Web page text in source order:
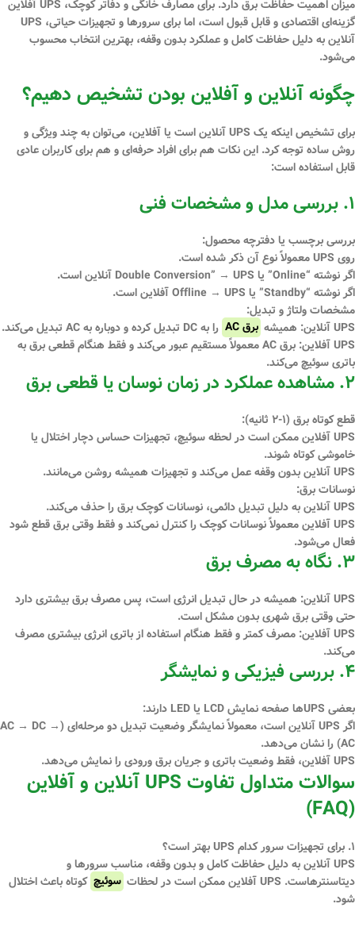
میزان اهمیت حفاظت برق دارد. برای مصارف خانگی و دفاتر کوچک، UPS آفلاین
گزینه‌ای اقتصادی و قابل قبول است، اما برای سرورها و تجهیزات حیاتی، UPS
آنلاین به دلیل حفاظت کامل و عملکرد بدون وقفه، بهترین انتخاب محسوب
می‌شود.
چگونه آنلاین و آفلاین بودن تشخیص دهیم؟
برای تشخیص اینکه یک UPS آنلایناست یاآفلاین، می‌توان به چند ویژگی و
روش ساده توجه کرد. این نکات هم برای افراد حرفه‌ای و هم برای کاربران عادی
قابل استفاده است:
۱. بررسی مدل و مشخصات فنی
بررسی برچسب یا دفترچه محصول:
روی UPS معمولاً نوع آن ذکر شده است.
اگر نوشته “Online” یا Double Conversion”
→ UPS آنلاین است.
اگر نوشته “Standby” یا Offline
→ UPS آفلاین است.
مشخصات ولتاژ و تبدیل:
UPS آنلاین: همیشه
برق AC
را به DC تبدیل کرده و دوباره به AC تبدیل می‌کند.
UPS آفلاین: برق AC معمولاً مستقیم عبور می‌کند و فقط هنگام قطعی برق به
باتری سوئیچ می‌کند.
۲. مشاهده عملکرد در زمان نوسان یا قطعی برق
قطع کوتاه برق (۱-۲ ثانیه):
UPS آفلاین ممکن است در لحظه سوئیچ، تجهیزات حساس دچار اختلال یا
خاموشی کوتاه شوند.
UPS آنلاین بدون وقفه عمل می‌کند و تجهیزات همیشه روشن می‌مانند.
نوسانات برق:
UPS آنلاین به دلیل تبدیل دائمی، نوسانات کوچک برق را حذف می‌کند.
UPS آفلاین معمولاً نوسانات کوچک را کنترل نمی‌کند و فقط وقتی برق قطع شود
فعال می‌شود.
۳. نگاه به مصرف برق
UPS آنلاین:
همیشه در حال تبدیل انرژی است، پس مصرف برق بیشتری دارد
حتی وقتی برق شهری بدون مشکل است.
UPS آفلاین:
مصرف کمتر و فقط هنگام استفاده از باتری انرژی بیشتری مصرف
می‌کند.
۴. بررسی فیزیکی و نمایشگر
بعضی UPSها صفحه نمایش LCD یا LED
دارند:
اگر UPS آنلاین است، معمولاً نمایشگر
وضعیت تبدیل دو مرحله‌ای (AC → DC →
AC) را نشان می‌دهد.
UPS آفلاین، فقط وضعیت
باتری و جریان برق ورودیرا نمایش می‌دهد.
سوالات متداول تفاوت UPS آنلاین و آفلاین
(FAQ)
۱. برای تجهیزات سرور کدام UPS بهتر است؟
UPS آنلاین به دلیل حفاظت کامل و بدون وقفه، مناسب سرورها و
دیتاسنترهاست. UPS آفلاین ممکن است در لحظات
سوئیچ کوتاه باعث اختلال
شود.